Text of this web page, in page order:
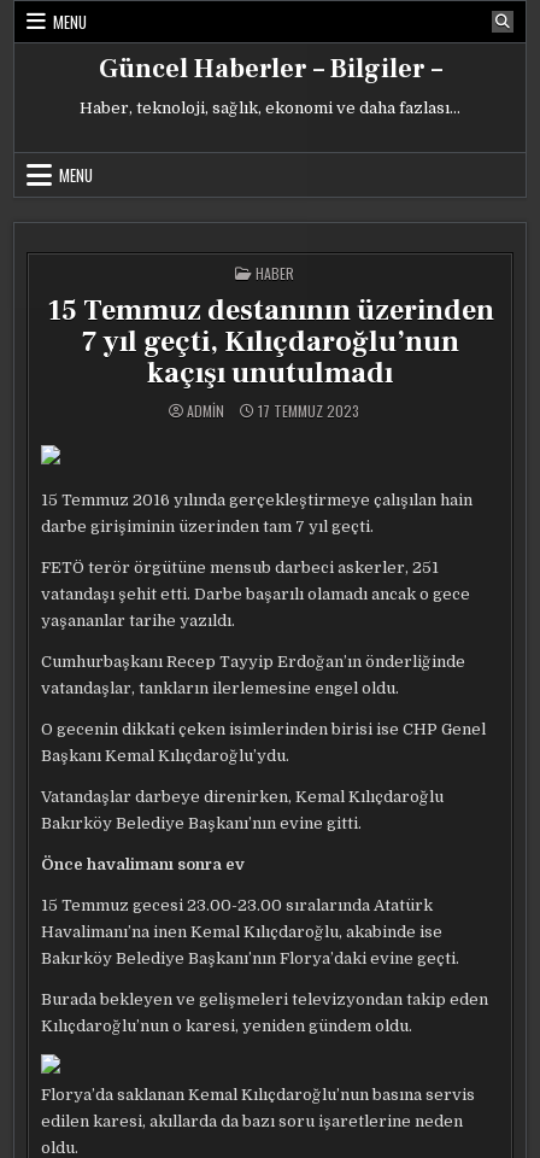
Skip
MENU
Güncel Haberler – Bilgiler –
Haber, teknoloji, sağlık, ekonomi ve daha fazlası…
MENU
POSTED
IN
HABER
15 Temmuz destanının üzerinden
7 yıl geçti, Kılıçdaroğlu’nun
kaçışı unutulmadı
ADMIN 17 TEMMUZ 2023
15 Temmuz 2016 yılında gerçekleştirmeye çalışılan hain
darbe girişiminin üzerinden tam 7 yıl geçti.
FETÖ terör örgütüne mensub darbeci askerler, 251
vatandaşı şehit etti. Darbe başarılı olamadı ancak o gece
yaşananlar tarihe yazıldı.
Cumhurbaşkanı Recep Tayyip Erdoğan’ın önderliğinde
vatandaşlar, tankların ilerlemesine engel oldu.
O gecenin dikkati çeken isimlerinden birisi ise CHP Genel
Başkanı Kemal Kılıçdaroğlu’ydu.
Vatandaşlar darbeye direnirken, Kemal Kılıçdaroğlu
Bakırköy Belediye Başkanı’nın evine gitti.
Önce havalimanı sonra ev
15 Temmuz gecesi 23.00-23.00 sıralarında Atatürk
Havalimanı’na inen Kemal Kılıçdaroğlu, akabinde ise
Bakırköy Belediye Başkanı’nın Florya’daki evine geçti.
Burada bekleyen ve gelişmeleri televizyondan takip eden
Kılıçdaroğlu’nun o karesi, yeniden gündem oldu.
Florya’da saklanan Kemal Kılıçdaroğlu’nun basına servis
edilen karesi, akıllarda da bazı soru işaretlerine neden
oldu.